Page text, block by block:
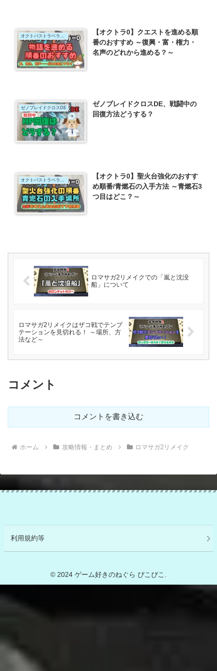
【オクトラ0】クエストを進める順
番のおすすめ ～復興・富・権力・
名声のどれから進める？～
ゼノブレイドクロスDE
ゼノブレイドクロスDE、戦闘中の
回復方法どうする？
【オクトラ0】聖火台強化のおすす
め順番/青燃石の入手方法 ～青燃石3
つ目はどこ？～
ロマサガ2リメイクでの「嵐と沈没
船」について
ロマサガ2リメイクはザコ戦でテンプ
テーションを見切れる！ ～場所、方
法など～
コメント
コメントを書き込む
ホーム 攻略情報・まとめ ロマサガ2リメイク
利用規約等
© 2024 ゲーム好きのねぐら ぴこぴこ.